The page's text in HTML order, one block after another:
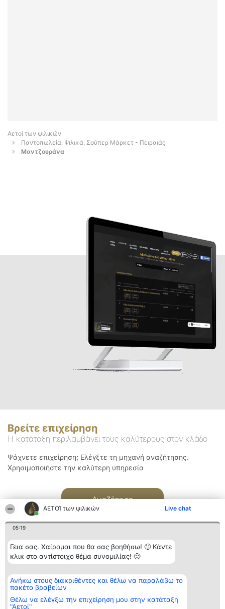
ΑΕΤΟΊ των ψιλικών Live chat
05:19
Γεια σας. Χαίρομαι που θα σας βοηθήσω! 🙂 Κάντε
κλικ στο αντίστοιχο θέμα συνομιλίας! 🙂
Ανήκω στους διακριθέντες και θέλω να παραλάβω το
πακέτο βραβείων
Θέλω να ελέγξω την επιχείρηση μου στην κατάταξη
"Αετοί"
Αετοί των ψιλικών
Παντοπωλεία, Ψιλικά, Σούπερ Μάρκετ - Πειραιάς
Μαντζουράνα
Βρείτε επιχείρηση
Η κατάταξη περιλαμβάνει τους καλύτερους στον κλάδο
Ψάχνετε επιχείρηση; Ελέγξτε τη μηχανή αναζήτησης.
Χρησιμοποιήστε την καλύτερη υπηρεσία
Αναζήτηση
Διοργανωτής της
κατάταξης
BEAUTIFUL COMPANY
ΤΗΛ. ΕΠΙΚΟΙΝΩΝΙΑΣ:
Κατάταξη
Διακριθέντες
των
διακριθέντων
Επικοινωνία
Επικοινωνία